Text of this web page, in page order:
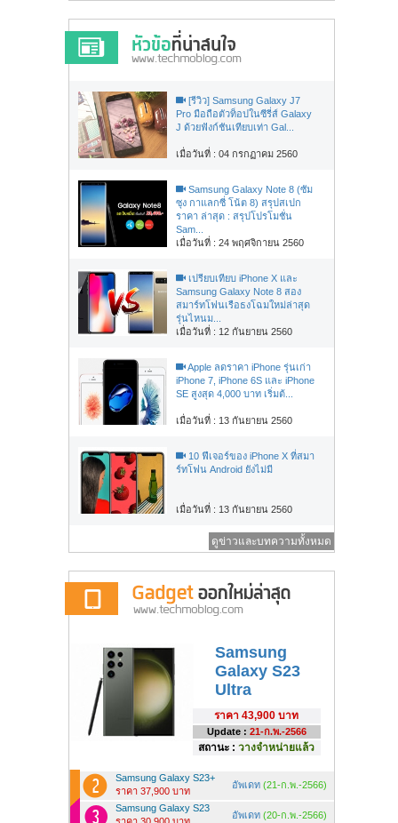
[รีวิว] Samsung Galaxy J7
Pro มือถือตัวท็อปในซีรี่ส์ Galaxy
J ด้วยฟังก์ชันเทียบเท่า Gal...
เมื่อวันที่ : 04 กรกฏาคม 2560
Samsung Galaxy Note 8 (ซัม
ซุง กาแลกซี่ โน้ต 8) สรุปสเปก
ราคา ล่าสุด : สรุปโปรโมชั่น
Sam...
เมื่อวันที่ : 24 พฤศจิกายน 2560
เปรียบเทียบ iPhone X และ
Samsung Galaxy Note 8 สอง
สมาร์ทโฟนเรือธงโฉมใหม่ล่าสุด
รุ่นไหนม...
เมื่อวันที่ : 12 กันยายน 2560
Apple ลดราคา iPhone รุ่นเก่า
iPhone 7, iPhone 6S และ iPhone
SE สูงสุด 4,000 บาท เริ่มต้...
เมื่อวันที่ : 13 กันยายน 2560
10 ฟีเจอร์ของ iPhone X ที่สมา
ร์ทโฟน Android ยังไม่มี
เมื่อวันที่ : 13 กันยายน 2560
ดูข่าวและบทความทั้งหมด
Samsung
Galaxy S23
Ultra
ราคา 43,900 บาท
Update : 21-ก.พ.-2566
สถานะ : วางจำหน่ายแล้ว
Samsung Galaxy S23+
ราคา 37,900 บาท
อัพเดท (21-ก.พ.-2566)
Samsung Galaxy S23
อัพเดท (20-ก.พ.-2566)